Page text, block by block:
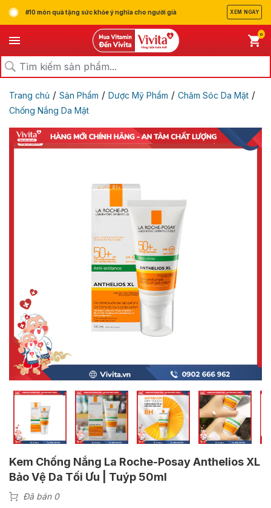
#10 món quà tặng sức khỏe ý nghĩa cho người già XEM NGAY
0
Trang chủ / Sản Phẩm / Dược Mỹ Phẩm / Chăm Sóc Da Mặt /
Chống Nắng Da Mặt
Kem Chống Nắng La Roche-Posay Anthelios XL
Bảo Vệ Da Tối Ưu | Tuýp 50ml
Đã bán 0